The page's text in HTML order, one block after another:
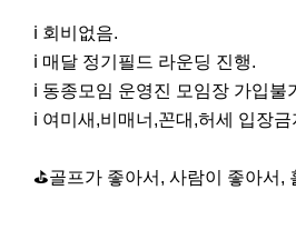
ℹ 회비없음.
ℹ 매달 정기필드 라운딩 진행.
ℹ 동종모임 운영진 모임장 가입불
ℹ 여미새,비매너,꼰대,허세 입장금
⛳골프가 좋아서, 사람이 좋아서,